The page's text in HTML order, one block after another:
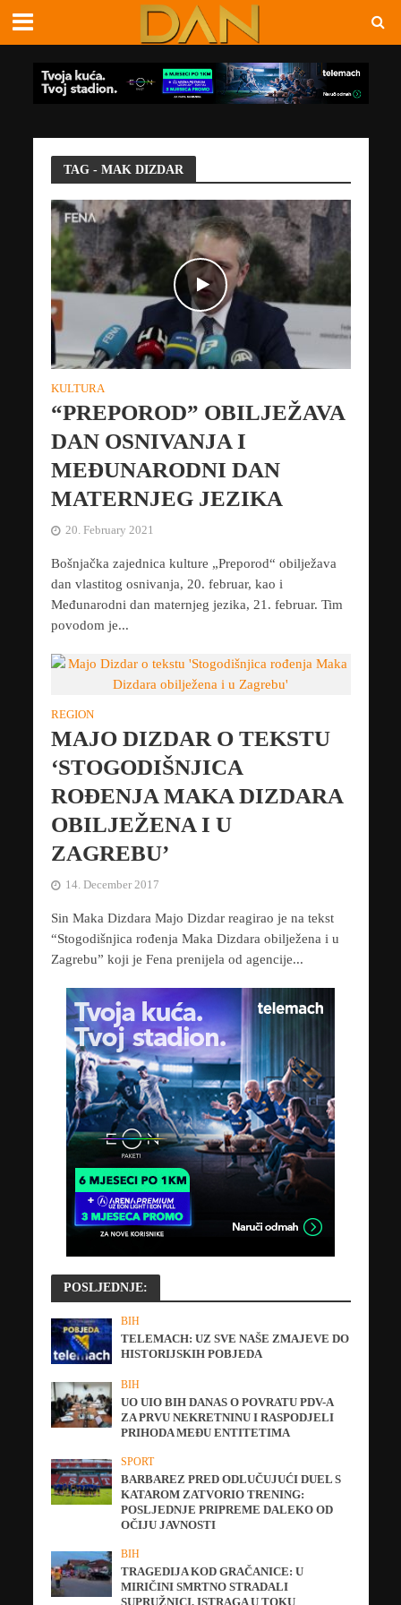
TAG - MAK DIZDAR
KULTURA
“PREPOROD” OBILJEŽAVA
DAN OSNIVANJA I
MEĐUNARODNI DAN
MATERNJEG JEZIKA
20. February 2021
Bošnjačka zajednica kulture „Preporod“ obilježava
dan vlastitog osnivanja, 20. februar, kao i
Međunarodni dan maternjeg jezika, 21. februar. Tim
povodom je...
REGION
MAJO DIZDAR O TEKSTU
‘STOGODIŠNJICA
ROĐENJA MAKA DIZDARA
OBILJEŽENA I U
ZAGREBU’
14. December 2017
Sin Maka Dizdara Majo Dizdar reagirao je na tekst
“Stogodišnjica rođenja Maka Dizdara obilježena i u
Zagrebu” koji je Fena prenijela od agencije...
POSLJEDNJE:
BIH
TELEMACH: UZ SVE NAŠE ZMAJEVE DO
HISTORIJSKIH POBJEDA
BIH
UO UIO BIH DANAS O POVRATU PDV-A
ZA PRVU NEKRETNINU I RASPODJELI
PRIHODA MEĐU ENTITETIMA
SPORT
BARBAREZ PRED ODLUČUJUĆI DUEL S
KATAROM ZATVORIO TRENING:
POSLJEDNJE PRIPREME DALEKO OD
OČIJU JAVNOSTI
BIH
TRAGEDIJA KOD GRAČANICE: U
MIRIČINI SMRTNO STRADALI
SUPRUŽNICI, ISTRAGA U TOKU